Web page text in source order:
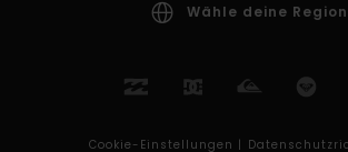
Wähle deine Region
Cookie-Einstellungen |